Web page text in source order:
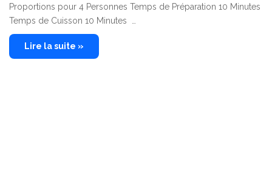
Proportions pour 4 Personnes Temps de Préparation 10 Minutes
Temps de Cuisson 10 Minutes …
Lire la suite »